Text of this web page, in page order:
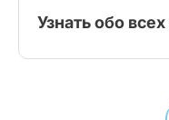
Узнать обо